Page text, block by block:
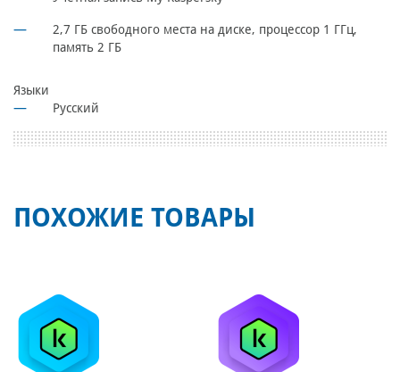
2,7 ГБ свободного места на диске, процессор 1 ГГц,
память 2 ГБ
Языки
Русский
ПОХОЖИЕ ТОВАРЫ